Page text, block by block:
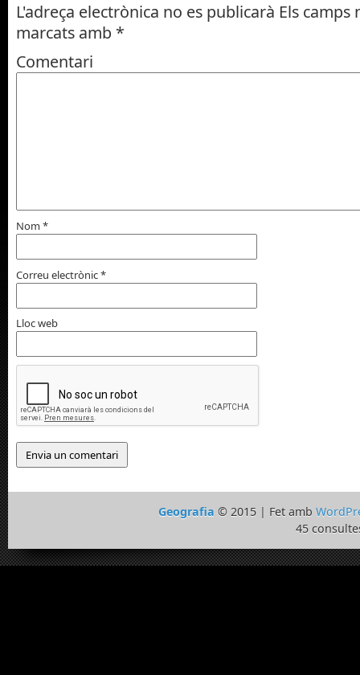
L'adreça electrònica no es publicarà Els camps
marcats amb *
Comentari
Nom *
Correu electrònic*
Lloc web
Geografia © 2015 | Fet amb
45